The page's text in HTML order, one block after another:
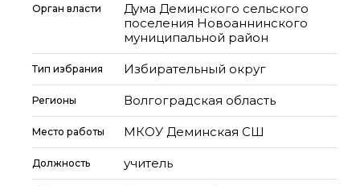
Орган власти
Дума Деминского сельского
поселения Новоаннинского
муниципальной район
Тип избрания Избирательный округ
Регионы Волгоградская область
Место работы МКОУ Деминская СШ
Должность учитель